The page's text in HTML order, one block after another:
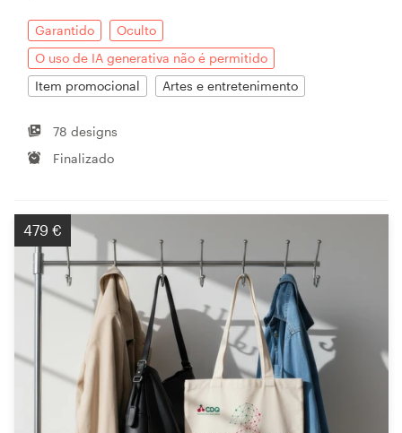
Garantido
Oculto
O uso de IA generativa não é permitido
Item promocional
Artes e entretenimento
78 designs
Finalizado
479 €